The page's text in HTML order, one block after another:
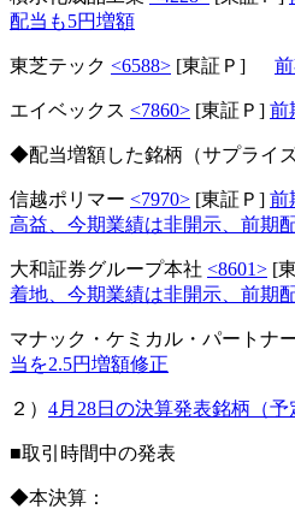
配当も5円増額
東芝テック <6588> [東証Ｐ]
エイベックス <7860> [東証Ｐ] 前
◆配当増額した銘柄（サプライズ
信越ポリマー <7970> [東証Ｐ] 前
高益、今期業績は非開示、前期
大和証券グループ本社 <8601> [
着地、今期業績は非開示、前期
マナック・ケミカル・パートナ
当を2.5円増額修正
２） 4月28日の決算発表銘柄（予
■取引時間中の発表
◆本決算：